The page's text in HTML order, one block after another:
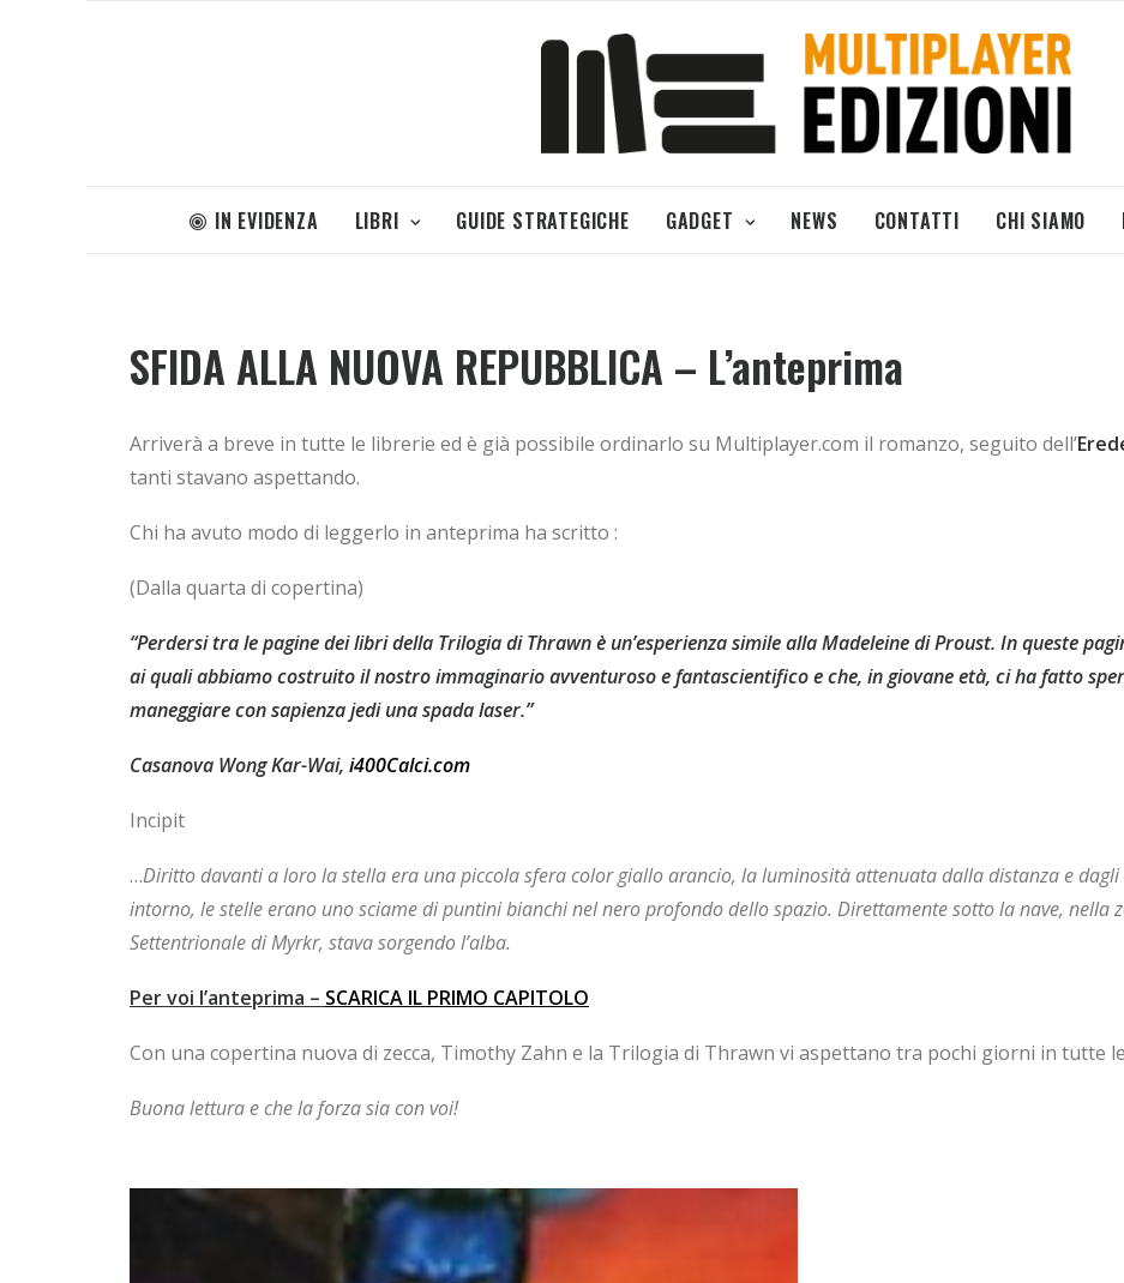
IN EVIDENZA LIBRI GUIDE STRATEGICHE GADGET NEWS CONTATTI CHI SIAMO
SFIDA ALLA NUOVA REPUBBLICA – L’anteprima
Arriverà a breve in tutte le librerie ed è già possibile ordinarlo su Multiplayer.com il romanzo, seguito dell’
tanti stavano aspettando.
Chi ha avuto modo di leggerlo in anteprima ha scritto :
(Dalla quarta di copertina)
“Perdersi tra le pagine dei libri della Trilogia di Thrawn è un’esperienza simile alla Madeleine di Proust. In queste
ai quali abbiamo costruito il nostro immaginario avventuroso e fantascientifico e che, in giovane età, ci ha fatto
maneggiare con sapienza jedi una spada laser.”
Casanova Wong Kar-Wai, i400Calci.com
Incipit
…Diritto davanti a loro la stella era una piccola sfera color giallo arancio, la luminosità attenuata dalla distanza e
intorno, le stelle erano uno sciame di puntini bianchi nel nero profondo dello spazio. Direttamente sotto la nave, nella
Settentrionale di Myrkr, stava sorgendo l’alba.
Per voi l’anteprima – SCARICA IL PRIMO CAPITOLO
Con una copertina nuova di zecca, Timothy Zahn e la Trilogia di Thrawn vi aspettano tra pochi giorni in tutte
Buona lettura e che la forza sia con voi!